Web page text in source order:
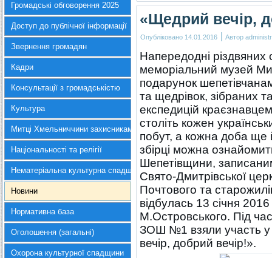
Громадські обговорення 2025
Доступ до публічної інформації
Звернення громадян
Кадри
Консультації з громадськістю
Культура
Митці Хмельниччини захисникам України
Національності та релігії
Нематеріальна культурна спадщина
Новини
Нормативна база
Оголошення (загальні)
Охорона культурної спадщини
«Щедрий вечір,
Опубліковано 14.01.2016 | Автор
Напередодні різдвяних
меморіальний музей
подарунок
та щедрівок, зібраних
експедицій
століть кожен
побут, а кожна доба ще
збірці можна
Шепетівщини,
Свято-Дмитрівської
Почтового та
відбулась 13 січня
М.Островського. Під
ЗОШ №1 взяли участь у
вечір, добрий вечір!».